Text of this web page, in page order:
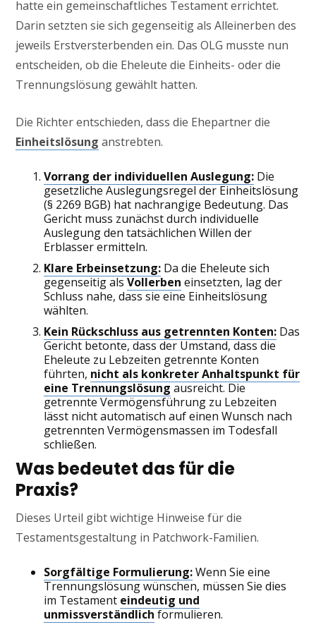
hatte ein gemeinschaftliches Testament errichtet.
Darin setzten sie sich gegenseitig als Alleinerben des
jeweils Erstversterbenden ein. Das OLG musste nun
entscheiden, ob die Eheleute die Einheits- oder die
Trennungslösung gewählt hatten.
Die Richter entschieden, dass die Ehepartner die
Einheitslösung anstrebten.
Vorrang der individuellen Auslegung: Die
gesetzliche Auslegungsregel der Einheitslösung
(§ 2269 BGB) hat nachrangige Bedeutung. Das
Gericht muss zunächst durch individuelle
Auslegung den tatsächlichen Willen der
Erblasser ermitteln.
Klare Erbeinsetzung: Da die Eheleute sich
gegenseitig alsVollerben einsetzten, lag der
Schluss nahe, dass sie eine Einheitslösung
wählten.
Kein Rückschluss aus getrennten Konten: Das
Gericht betonte, dass der Umstand, dass die
Eheleute zu Lebzeiten getrennte Konten
führten, nicht als konkreter Anhaltspunkt für
eine Trennungslösung ausreicht. Die
getrennte Vermögensführung zu Lebzeiten
lässt nicht automatisch auf einen Wunsch nach
getrennten Vermögensmassen im Todesfall
schließen.
Was bedeutet das für die
Praxis?
Dieses Urteil gibt wichtige Hinweise für die
Testamentsgestaltung in Patchwork-Familien.
Sorgfältige Formulierung:Wenn Sie eine
Trennungslösung wünschen, müssen Sie dies
im Testament eindeutig und
unmissverständlich formulieren.